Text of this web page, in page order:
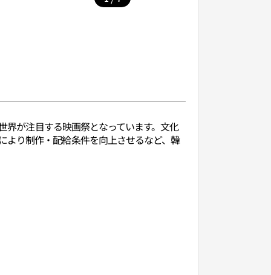
界が注目する映画祭となっています。文化
より制作・配給条件を向上させるなど、韓